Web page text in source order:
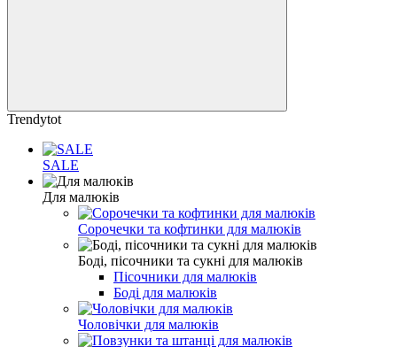
Trendytot
SALE
Для малюків
Сорочечки та кофтинки для малюків
Боді, пісочники та сукні для малюків
Пісочники для малюків
Боді для малюків
Чоловічки для малюків